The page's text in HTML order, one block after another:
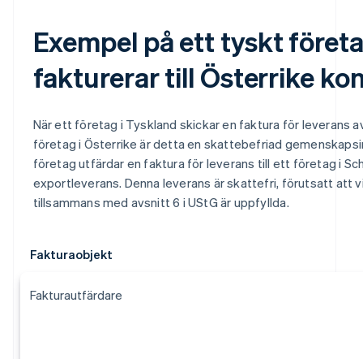
Exempel på ett tyskt
fakturerar till Österrike
När ett företag i Tyskland skickar en faktura för leverans
företag i Österrike är detta en skattebefriad
företag utfärdar en faktura för leverans till ett företag i
exportleverans. Denna leverans är skattefri, förutsatt att
tillsammans med avsnitt 6 i UStG är uppfyllda.
Fakturaobjekt
Fakturautfärdare